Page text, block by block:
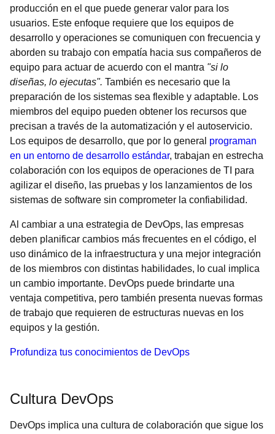
producción en el que puede generar valor para los
usuarios. Este enfoque requiere que los equipos de
desarrollo y operaciones se comuniquen con frecuencia y
aborden su trabajo con empatía hacia sus compañeros de
equipo para actuar de acuerdo con el mantra "si lo
diseñas, lo ejecutas". También es necesario que la
preparación de los sistemas sea flexible y adaptable. Los
miembros del equipo pueden obtener los recursos que
precisan a través de la automatización y el autoservicio.
Los equipos de desarrollo, que por lo general programan
en un entorno de desarrollo estándar, trabajan en estrecha
colaboración con los equipos de operaciones de TI para
agilizar el diseño, las pruebas y los lanzamientos de los
sistemas de software sin comprometer la confiabilidad.
Al cambiar a una estrategia de DevOps, las empresas
deben planificar cambios más frecuentes en el código, el
uso dinámico de la infraestructura y una mejor integración
de los miembros con distintas habilidades, lo cual implica
un cambio importante. DevOps puede brindarte una
ventaja competitiva, pero también presenta nuevas formas
de trabajo que requieren de estructuras nuevas en los
equipos y la gestión.
Profundiza tus conocimientos de DevOps
Cultura DevOps
DevOps implica una cultura de colaboración que sigue los